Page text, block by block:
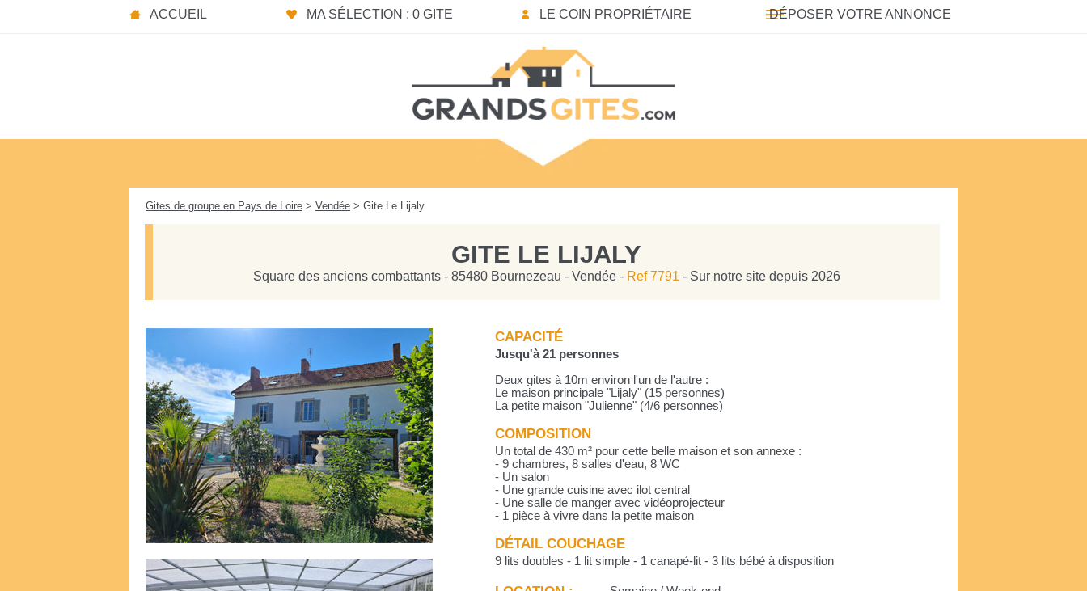
ACCUEIL MA SÉLECTION : 0 GITE LE COIN PROPRIÉTAIRE DÉPOSER VOTRE ANNONCE
Gites de groupe en Pays de Loire > Vendée > Gite Le Lijaly
GITE LE LIJALY
Square des anciens combattants - 85480 Bournezeau - Vendée - Ref 7791 - Sur notre site depuis 2026
CAPACITÉ
Jusqu'à 21 personnes
Deux gites à 10m environ l'un de l'autre :
Le maison principale "Lijaly" (15 personnes)
La petite maison "Julienne" (4/6 personnes)
COMPOSITION
Un total de 430 m² pour cette belle maison et son annexe :
- 9 chambres, 8 salles d'eau, 8 WC
- Un salon
- Une grande cuisine avec ilot central
- Une salle de manger avec vidéoprojecteur
- 1 pièce à vivre dans la petite maison
DÉTAIL COUCHAGE
9 lits doubles - 1 lit simple - 1 canapé-lit - 3 lits bébé à disposition
Panneau de gestion des cookies